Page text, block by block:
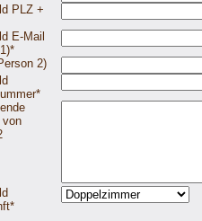
PLZ +
E-Mail
*
2)
*
von
*